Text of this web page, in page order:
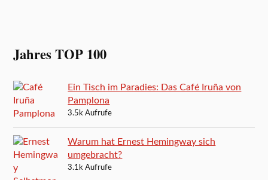
Jahres TOP 100
Ein Tisch im Paradies: Das Café Iruña von
Pamplona
3.5k Aufrufe
Warum hat Ernest Hemingway sich
umgebracht?
3.1k Aufrufe